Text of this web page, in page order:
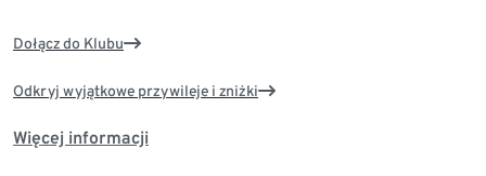
Dołącz do Klubu
Odkryj wyjątkowe przywileje i zniżki
Więcej informacji